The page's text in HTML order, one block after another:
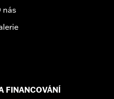
nás
FINANCOVÁNÍ